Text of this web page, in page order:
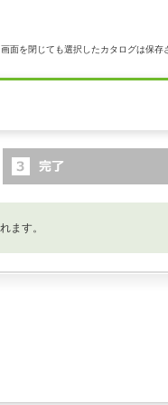
面を閉じても選択したカタログは保存
ます。